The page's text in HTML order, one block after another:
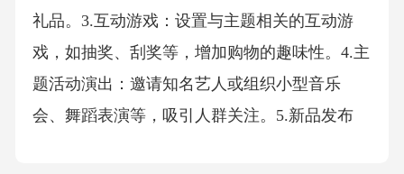
礼品。3.互动游戏：设置与主题相关的互动游
戏，如抽奖、刮奖等，增加购物的趣味性。4.主
题活动演出：邀请知名艺人或组织小型音乐
会、舞蹈表演等，吸引人群关注。5.新品发布